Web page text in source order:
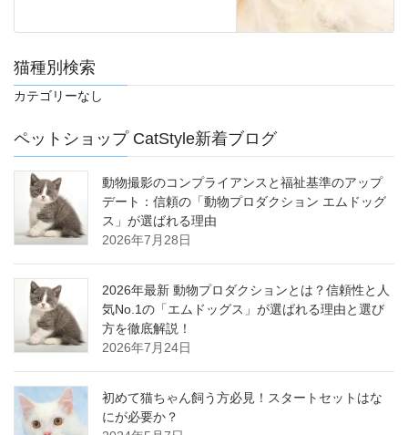
猫種別検索
カテゴリーなし
ペットショップ CatStyle新着ブログ
動物撮影のコンプライアンスと福祉基準のアップ
デート：信頼の「動物プロダクション エムドッグ
ス」が選ばれる理由
2026年7月28日
2026年最新 動物プロダクションとは？信頼性と人
気No.1の「エムドッグス」が選ばれる理由と選び
方を徹底解説！
2026年7月24日
初めて猫ちゃん飼う方必見！スタートセットはな
にが必要か？